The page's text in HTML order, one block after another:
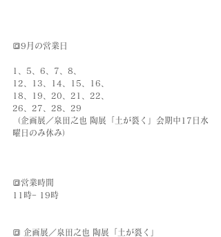
🔳9月の営業日
1、5、6、7、8、
12、13、14、15、16、
18、19、20、21、22、
26、27、28、29
（企画展／泉田之也 陶展「土が裂く」会期中17日水
曜日のみ休み）
🔳営業時間
11時− 19時
🔳 企画展／泉田之也 陶展「土が裂く」